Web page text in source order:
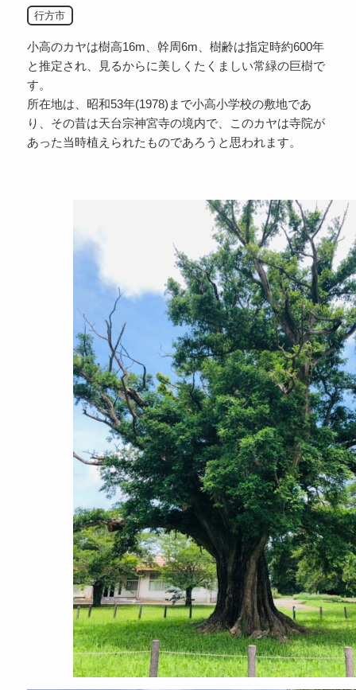
行方市
小高のカヤは樹高16m、幹周6m、樹齢は指定時約600年
と推定され、見るからに美しくたくましい常緑の巨樹で
す。
所在地は、昭和53年(1978)まで小高小学校の敷地であ
り、その昔は天台宗神宮寺の境内で、このカヤは寺院が
あった当時植えられたものであろうと思われます。